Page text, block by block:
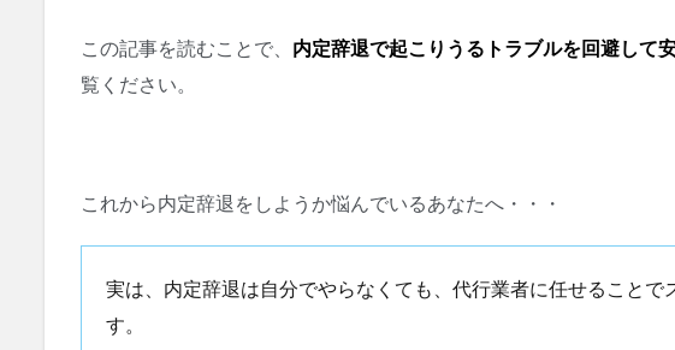
この記事を読むことで、 内定辞退で起こりうるトラブルを回避して
覧ください。
これから内定辞退をしようか悩んでいるあなたへ・・・
実は、内定辞退は自分でやらなくても、代行業者に任せること
す。